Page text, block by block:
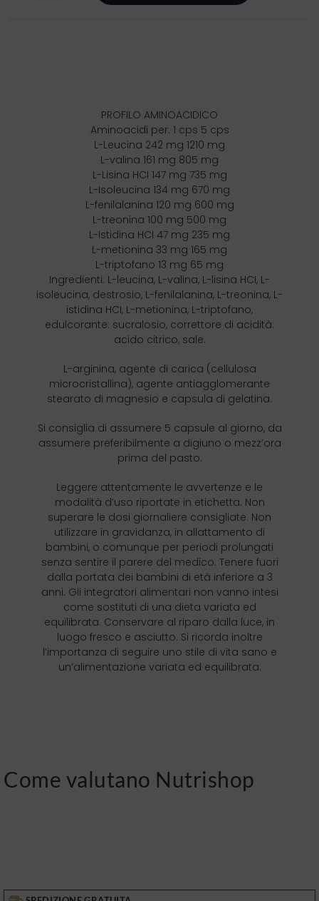
PROFILO AMINOACIDICO
Aminoacidi per: 1 cps 5 cps
L-Leucina 242 mg 1210 mg
L-valina 161 mg 805 mg
L-Lisina HCI 147 mg 735 mg
L-Isoleucina 134 mg 670 mg
L-fenilalanina 120 mg 600 mg
L-treonina 100 mg 500 mg
L-Istidina HCI 47 mg 235 mg
L-metionina 33 mg 165 mg
L-triptofano 13 mg 65 mg
Ingredienti: L-leucina, L-valina, L-lisina HCI, L-
isoleucina, destrosio, L-fenilalanina, L-treonina, L-
istidina HCI, L-metionina, L-triptofano,
edulcorante: sucralosio, correttore di acidità:
acido citrico, sale.
L-arginina, agente di carica (cellulosa
microcristallina), agente antiagglomerante
stearato di magnesio e capsula di gelatina.
Si consiglia di assumere 5 capsule al giorno, da
assumere preferibilmente a digiuno o mezz’ora
prima del pasto.
Leggere attentamente le avvertenze e le
modalità d’uso riportate in etichetta. Non
superare le dosi giornaliere consigliate. Non
utilizzare in gravidanza, in allattamento di
bambini, o comunque per periodi prolungati
senza sentire il parere del medico. Tenere fuori
dalla portata dei bambini di età inferiore a 3
anni. Gli integratori alimentari non vanno intesi
come sostituti di una dieta variata ed
equilibrata. Conservare al riparo dalla luce, in
luogo fresco e asciutto. Si ricorda inoltre
l’importanza di seguire uno stile di vita sano e
un’alimentazione variata ed equilibrata.
Come valutano Nutrishop